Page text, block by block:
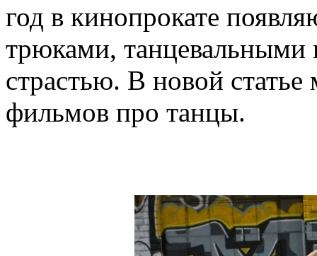
год в кинопрокате
трюками,
страстью. В новой
фильмов про танцы.